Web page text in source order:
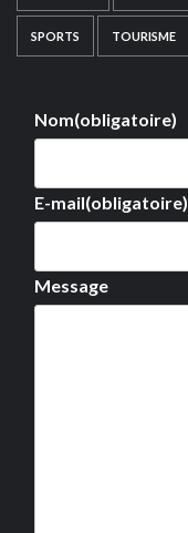
SPORTS TOURISME
Nom(obligatoire)
E-mail(obligatoire)
Message